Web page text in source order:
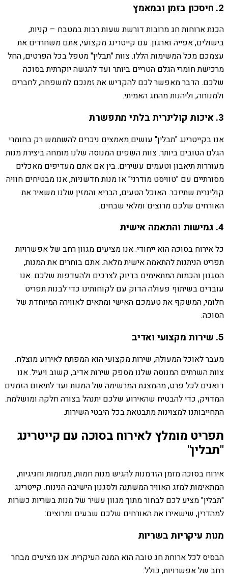
2. חיסכון בזמן ובמאמץ
הכנת ארוחות חג מרובות דורשת שעות רבות במטבח – קניות,
בישולים, אפייה וארגון. עם קייטרינג מקצועי, אתם משחררים את
עצמכם מכל המשימות הללו. צוות "תבלין" מטפל בכל הפרטים, החל
מרכישת חומרי הגלם הטריים ביותר ועד להגשה יוקרתית בסוכה
שלכם. הדבר מאפשר לכם להקדיש את זמנכם למשפחה, לחברים
ולמנוחה, וליהנות מהחג האמיתי.
3. איכות קולינרית בלתי מתפשרת
אנו בקייטרינג "תבלין" עושים מאמצים ניכרים להשתמש רק בחומרי
הגלם הטובים ביותר. צוות השפים המנוסה שלנו מומחה ביצירת מנות
מעוררות תיאבון וטעמים עשירים. בין אם אתם מעדיפים מאכלים
מסורתיים עם "טוויסט מודרני" או מנות חדשניות, אנו מבטיחים חוויה
קולינרית שתיזכר. האוכל הטעים, הבריא והמזין שלנו משאיר את
האורחים שלכם מרוצים ומלאי שבחים.
4. גמישות והתאמה אישית
כל אירוח בסוכה הוא ייחודי. אנו מציעים מגוון רחב של אפשרויות
תפריט הניתנות להתאמה אישית מלאה. אתם בוחרים את המנות,
הסגנון והכמות המתאימים בדיוק לצרכים ולהעדפות שלכם. אנו
עובדים בשיתוף פעולה הדוק עם לקוחותינו כדי לבנות תפריט
חלומי, המשקף את טעמכם האישי ומתאים לאווירה המיוחדת של
הסוכה.
5. שירות מקצועי ואדיב
מעבר לאוכל המעולה, שירות מקצועי הוא המפתח לאירוע מוצלח.
צוות השרתים המנוסה שלנו מספק שירות אדיב, קשוב ויעיל. אנו
דואגים לכל פרט, מהמצגת המרשימה של המנות ועד לתיאום הזמנים
המדויק, כדי להבטיח שהאירוע שלכם יתנהל בצורה חלקה ומושלמת.
התחייבותנו למצוינות מתבטאת בכל היבטי השירות.
תפריט מומלץ לאירוח בסוכה עם קייטרינג
"תבלין"
אירוח בסוכה מזמן הזדמנות להגיש מנות חמות, מנחמות וחגיגיות,
המתאימות למזג האוויר המשתנה ולסגנון הישיבה הנינוח. קייטרינג
"תבלין" מציע לכם לבחור מתוך מגוון עשיר של מנות בשריות כשרות
למהדרין, שישאירו את האורחים שלכם שבעים ומרוצים:
מנות עיקריות בשריות
הבסיס לכל ארוחת חג טובה הוא המנה העיקרית. אנו מציעים מבחר
רחב של אפשרויות, כולל: